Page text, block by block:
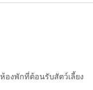
ห้องพักที่ต้อนรับสัตว์เลี้ยง